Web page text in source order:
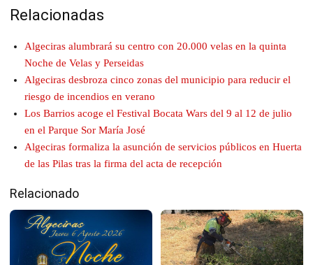
Relacionadas
Algeciras alumbrará su centro con 20.000 velas en la quinta
Noche de Velas y Perseidas
Algeciras desbroza cinco zonas del municipio para reducir el
riesgo de incendios en verano
Los Barrios acoge el Festival Bocata Wars del 9 al 12 de julio
en el Parque Sor María José
Algeciras formaliza la asunción de servicios públicos en Huerta
de las Pilas tras la firma del acta de recepción
Relacionado